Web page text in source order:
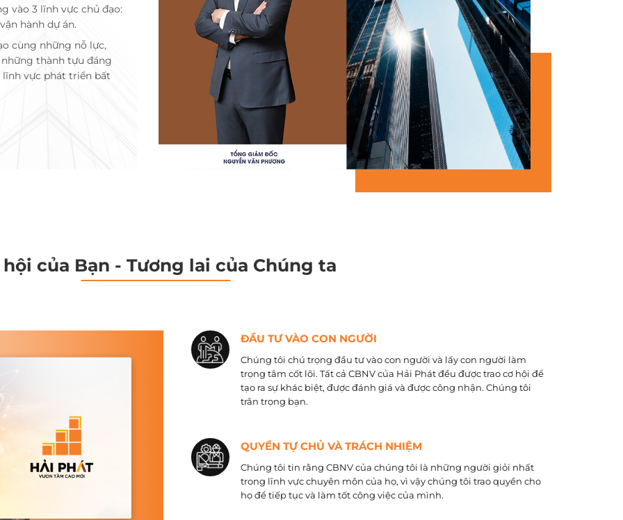
vào 3 lĩnh vực chủ đạo:
hành dự án.
cùng những nỗ lực,
những thành tựu đáng
vực phát triển bất
hội của Bạn - Tương lai của Chúng ta
ĐẦU TƯ VÀO CON NGƯỜI
Chúng tôi chú trọng đầu tư vào con người và lấy con người làm
trọng tâm cốt lõi. Tất cả CBNV của Hải Phát đều được trao cơ hội để
tạo ra sự khác biệt, được đánh giá và được công nhận. Chúng tôi
trân trọng bạn.
QUYỀN TỰ CHỦ VÀ TRÁCH NHIỆM
Chúng tôi tin rằng CBNV của chúng tôi là những người giỏi nhất
trong lĩnh vực chuyên môn của họ, vì vậy chúng tôi trao quyền cho
họ để tiếp tục và làm tốt công việc của mình.